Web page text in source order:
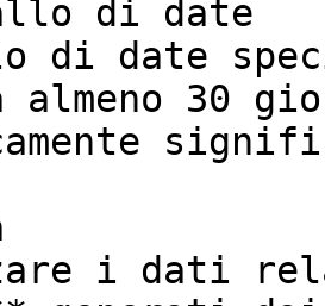
di date
di date
almeno 30
|
i dati